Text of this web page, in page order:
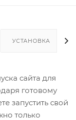
УСТАНОВКА
сайта для
готовому
запустить свой
только